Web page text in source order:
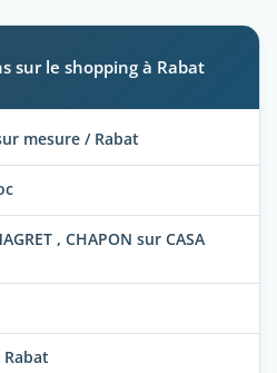
sur le shopping à Rabat
mesure / Rabat
, CHAPON sur CASA